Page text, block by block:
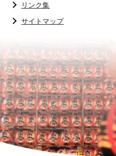
リンク集
サイトマップ